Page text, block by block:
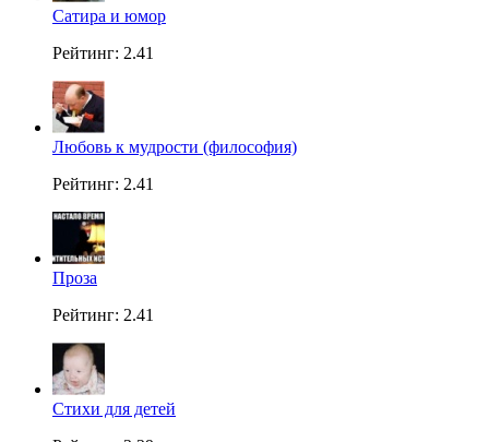
Сатира и юмор
Рейтинг: 2.41
Любовь к мудрости (философия)
Рейтинг: 2.41
Проза
Рейтинг: 2.41
Стихи для детей